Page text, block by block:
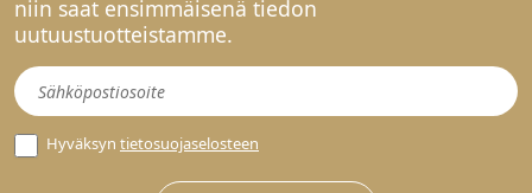
niin saat ensimmäisenä tiedon
uutuustuotteistamme.
Uutiskirje
Hyväksyn tietosuojaselosteen